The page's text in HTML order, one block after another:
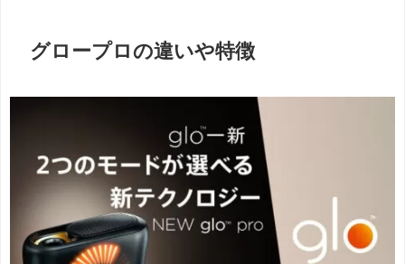
グロープロの違いや特徴